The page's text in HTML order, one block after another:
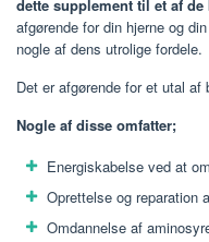
dette supplement til et af de
afgørende for din hjerne og
nogle af dens utrolige fordele.
Det er afgørende for et utal
Nogle af disse omfatter;
Energiskabelse ved at
Oprettelse og reparation
Omdannelse af